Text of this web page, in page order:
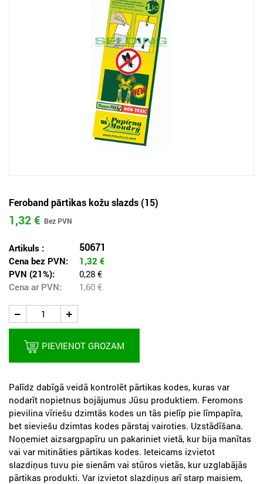
Feroband pārtikas kožu slazds (15)
1,32 €
Artikuls : 50671
Cena bez PVN: 1,32 €
PVN (21%):
0,28 €
Cena ar PVN:
1,60 €
PIEVIENOT GROZAM
Palīdz dabīgā veidā kontrolēt pārtikas kodes, kuras var
nodarīt nopietnus bojājumus Jūsu produktiem. Feromons
pievilina vīriešu dzimtās kodes un tās pielīp pie līmpapīra,
bet sieviešu dzimtas kodes pārstaj vairoties. Uzstādīšana.
Noņemiet aizsargpapīru un pakariniet vietā, kur bija manītas
vai var mitināties pārtikas kodes. Ieteicams izvietot
slazdiņus tuvu pie sienām vai stūros vietās, kur uzglabājās
pārtikas produkti. Var izvietot slazdiņus arī starp maisiem,